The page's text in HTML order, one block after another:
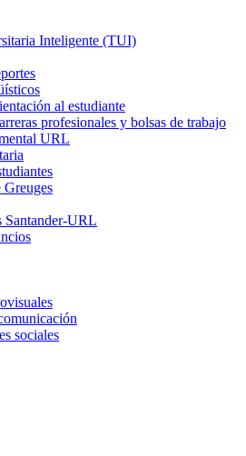
Inteligente (TUI)
al estudiante
profesionales y bolsas de trabajo
URL
Greuges
Santander-URL
sociales